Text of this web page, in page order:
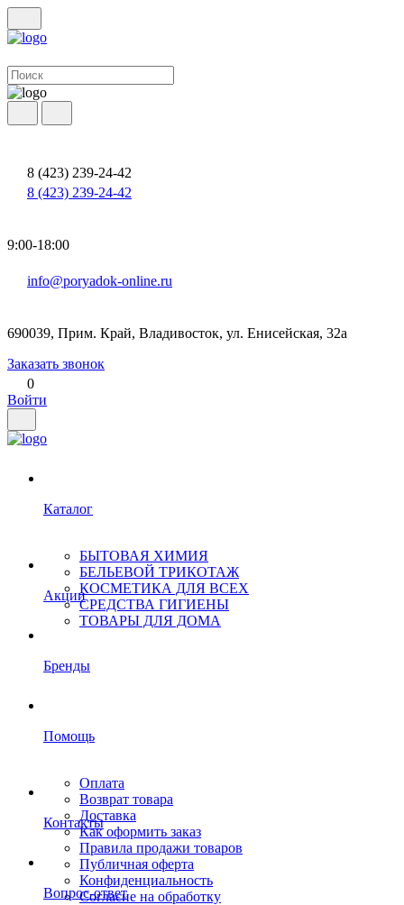
8 (423) 239-24-42
8 (423) 239-24-42
9:00-18:00
info@poryadok-online.ru
690039, Прим. Край, Владивосток, ул. Енисейская, 32а
Заказать звонок
0
Войти
Каталог
БЫТОВАЯ ХИМИЯ
БЕЛЬЕВОЙ ТРИКОТАЖ
КОСМЕТИКА ДЛЯ ВСЕХ
СРЕДСТВА ГИГИЕНЫ
ТОВАРЫ ДЛЯ ДОМА
Акции
Бренды
Помощь
Оплата
Возврат товара
Доставка
Как оформить заказ
Правила продажи товаров
Публичная оферта
Конфиденциальность
Согласие на обработку
Контакты
Вопрос-ответ